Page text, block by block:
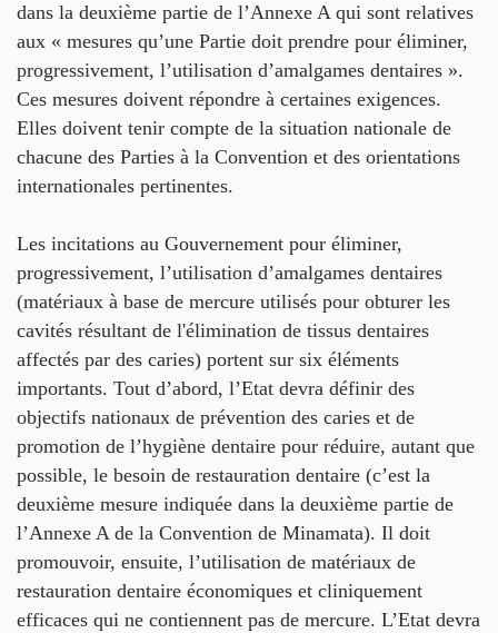
CONTACTS
dans la deuxième partie de l’Annexe A qui sont relatives
aux « mesures qu’une Partie doit prendre pour éliminer,
progressivement, l’utilisation d’amalgames dentaires ».
Ces mesures doivent répondre à certaines exigences.
Elles doivent tenir compte de la situation nationale de
chacune des Parties à la Convention et des orientations
internationales pertinentes.
Les incitations au Gouvernement pour éliminer,
progressivement, l’utilisation d’amalgames dentaires
(matériaux à base de mercure utilisés pour obturer les
cavités résultant de l'élimination de tissus dentaires
affectés par des caries) portent sur six éléments
importants. Tout d’abord, l’Etat devra définir des
objectifs nationaux de prévention des caries et de
promotion de l’hygiène dentaire pour réduire, autant que
possible, le besoin de restauration dentaire (c’est la
deuxième mesure indiquée dans la deuxième partie de
l’Annexe A de la Convention de Minamata). Il doit
promouvoir, ensuite, l’utilisation de matériaux de
restauration dentaire économiques et cliniquement
efficaces qui ne contiennent pas de mercure. L’Etat devra